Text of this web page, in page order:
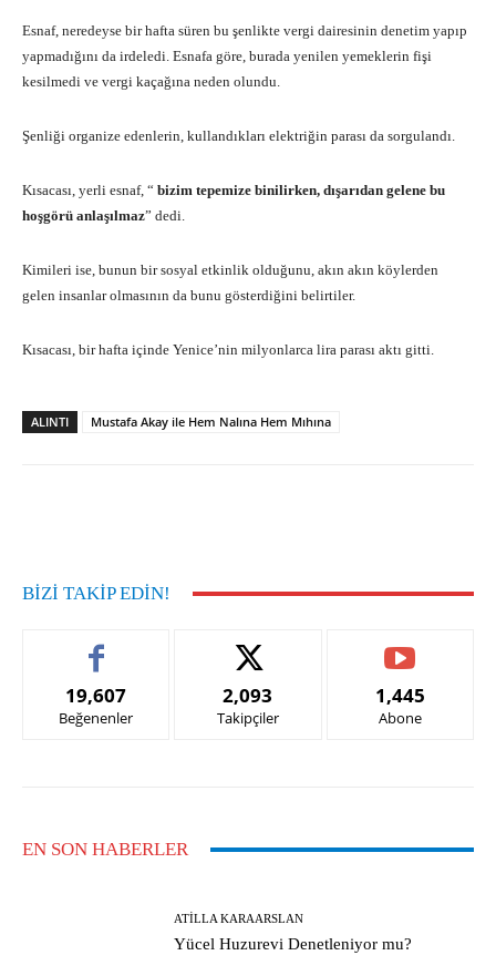
Esnaf, neredeyse bir hafta süren bu şenlikte vergi dairesinin denetim yapıp
yapmadığını da irdeledi. Esnafa göre, burada yenilen yemeklerin fişi
kesilmedi ve vergi kaçağına neden olundu.
Şenliği organize edenlerin, kullandıkları elektriğin parası da sorgulandı.
Kısacası, yerli esnaf, “ bizim tepemize binilirken, dışarıdan gelene bu
hoşgörü anlaşılmaz” dedi.
Kimileri ise, bunun bir sosyal etkinlik olduğunu, akın akın köylerden
gelen insanlar olmasının da bunu gösterdiğini belirtiler.
Kısacası, bir hafta içinde Yenice’nin milyonlarca lira parası aktı gitti.
ALINTI Mustafa Akay ile Hem Nalına Hem Mıhına
BIZI TAKIP EDIN!
19,607
Beğenenler
2,093
Takipçiler
1,445
Abone
EN SON HABERLER
ATILLA KARAARSLAN
Yücel Huzurevi Denetleniyor mu?